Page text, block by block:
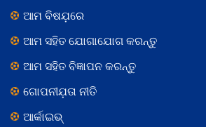
ଆମ ବିଷଯ଼ରେ
ଆମ ସହିତ ଯୋଗାଯୋଗ କରନ୍ତୁ
ଆମ ସହିତ ବିଜ୍ଞାପନ କରନ୍ତୁ
ଗୋପନୀଯ଼ତା ନୀତି
ଆର୍କାଇଭ୍